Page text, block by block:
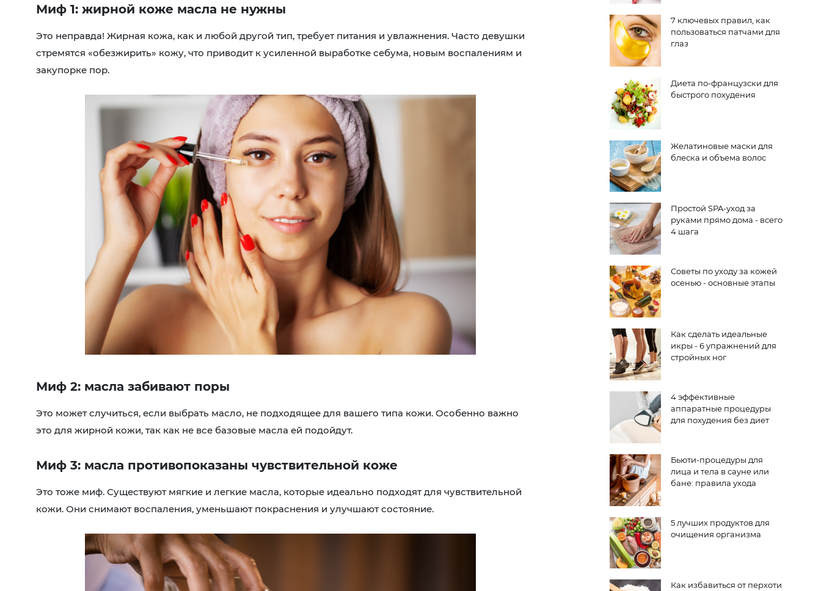
Миф 1: жирной коже масла не нужны
Это неправда! Жирная кожа, как и любой другой тип, требует питания и увлажнения. Часто девушки
стремятся «обезжирить» кожу, что приводит к усиленной выработке себума, новым воспалениям и
закупорке пор.
Миф 2: масла забивают поры
Это может случиться, если выбрать масло, не подходящее для вашего типа кожи. Особенно важно
это для жирной кожи, так как не все базовые масла ей подойдут.
Миф 3: масла противопоказаны чувствительной коже
Это тоже миф. Существуют мягкие и легкие масла, которые идеально подходят для чувствительной
кожи. Они снимают воспаления, уменьшают покраснения и улучшают состояние.
7 ключевых правил, как
пользоваться патчами для
глаз
Диета по-французски для
быстрого похудения
Желатиновые маски для
блеска и объема волос
Простой SPA-уход за
руками прямо дома - всего
4 шага
Советы по уходу за кожей
осенью - основные этапы
Как сделать идеальные
икры - 6 упражнений для
стройных ног
4 эффективные
аппаратные процедуры
для похудения без диет
Бьюти-процедуры для
лица и тела в сауне или
бане: правила ухода
5 лучших продуктов для
очищения организма
Как избавиться от перхоти